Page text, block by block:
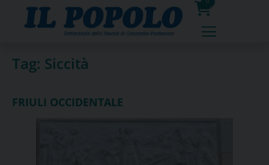
0
prodotti
Tag: Siccità
FRIULI OCCIDENTALE